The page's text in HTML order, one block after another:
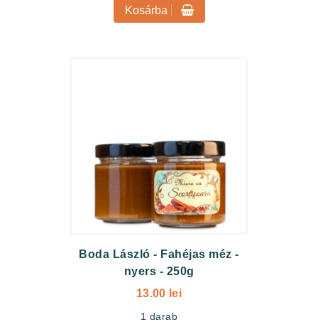
Kosárba
Boda László - Fahéjas méz -
nyers - 250g
13.00 lei
1 darab